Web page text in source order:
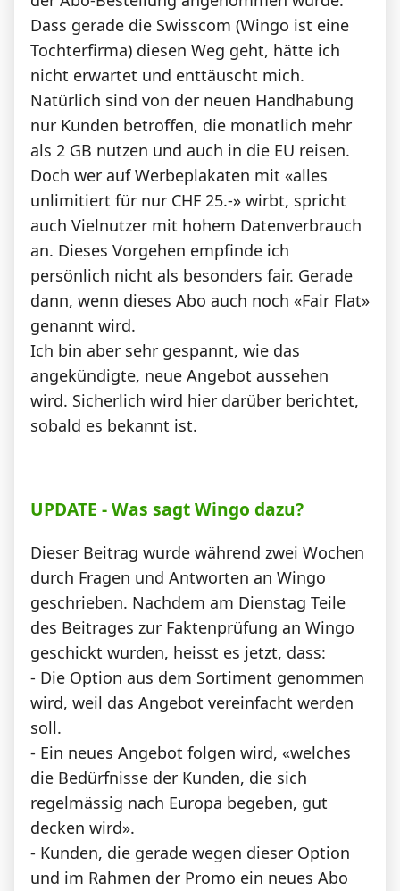
Dass gerade die Swisscom (Wingo ist eine
Tochterfirma) diesen Weg geht, hätte ich
nicht erwartet und enttäuscht mich.
Natürlich sind von der neuen Handhabung
nur Kunden betroffen, die monatlich mehr
als 2 GB nutzen und auch in die EU reisen.
Doch wer auf Werbeplakaten mit «alles
unlimitiert für nur CHF 25.-» wirbt, spricht
auch Vielnutzer mit hohem Datenverbrauch
an. Dieses Vorgehen empfinde ich
persönlich nicht als besonders fair. Gerade
dann, wenn dieses Abo auch noch «Fair Flat»
genannt wird.
Ich bin aber sehr gespannt, wie das
angekündigte, neue Angebot aussehen
wird. Sicherlich wird hier darüber berichtet,
sobald es bekannt ist.
UPDATE - Was sagt Wingo dazu?
Dieser Beitrag wurde während zwei Wochen
durch Fragen und Antworten an Wingo
geschrieben. Nachdem am Dienstag Teile
des Beitrages zur Faktenprüfung an Wingo
geschickt wurden, heisst es jetzt, dass:
- Die Option aus dem Sortiment genommen
wird, weil das Angebot vereinfacht werden
soll.
- Ein neues Angebot folgen wird, «welches
die Bedürfnisse der Kunden, die sich
regelmässig nach Europa begeben, gut
decken wird».
- Kunden, die gerade wegen dieser Option
und im Rahmen der Promo ein neues Abo